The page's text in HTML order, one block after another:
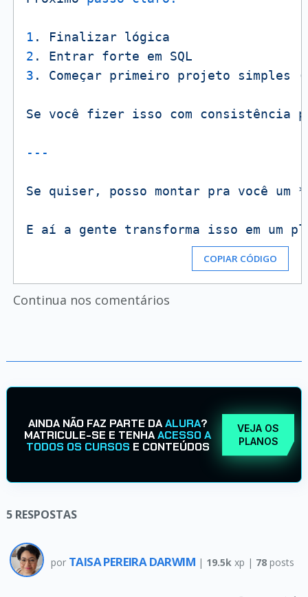
1 . Finalizar lógica
2 . Entrar forte em
SQL
3 . Começar primeiro projeto simples
Se você fizer isso com consistência
Se quiser, posso montar pra você um
E aí a gente transforma isso em um
COPIAR CÓDIGO
Continua nos comentários
AINDA NÃO FAZ PARTE DAALURA?
MATRICULE-SE E TENHAACESSO A
TODOS OS CURSOS E CONTEÚDOS
VEJA OS
PLANOS
5 RESPOSTAS
por TAISA PEREIRA DARWIM | 19.5k xp | 78 posts